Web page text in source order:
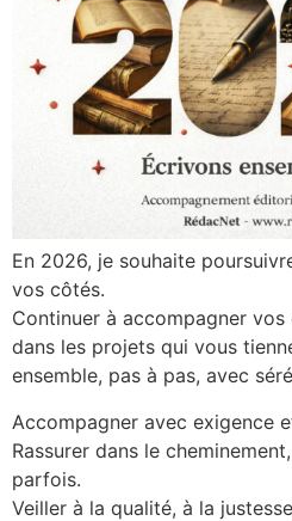
En 2026, je souhaite
vos côtés.
Continuer à accompagner
dans les projets qui vous
ensemble, pas à pas, avec
Accompagner avec exigence
Rassurer dans le
parfois.
Veiller à la qualité, à la